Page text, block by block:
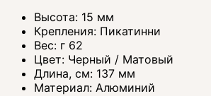
Высота: 15 мм
Крепления: Пикатинни
Вес: г 62
Цвет: Черный / Матовый
Длина, см: 137 мм
Материал: Алюминий